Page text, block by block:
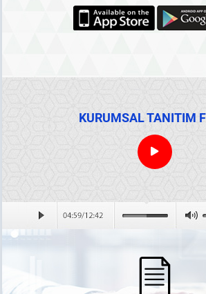
KURUMSAL TANITIM